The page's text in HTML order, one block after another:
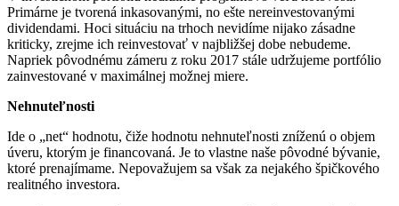
Primárne je tvorená inkasovanými, no ešte nereinvestovanými
dividendami. Hoci situáciu na trhoch nevidíme nijako zásadne
kriticky, zrejme ich reinvestovať v najbližšej dobe nebudeme.
Napriek pôvodnému zámeru z roku 2017 stále udržujeme portfólio
zainvestované v maximálnej možnej miere.
Nehnuteľnosti
Ide o „net“ hodnotu, čiže hodnotu nehnuteľnosti zníženú o objem
úveru, ktorým je financovaná. Je to vlastne naše pôvodné bývanie,
ktoré prenajímame. Nepovažujem sa však za nejakého špičkového
realitného investora.